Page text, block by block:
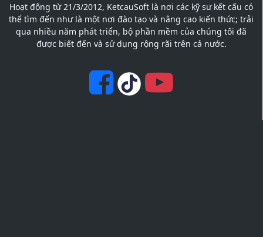
Hoạt động từ 21/3/2012, KetcauSoft là nơi các kỹ sư kết cấu có
thể tìm đến như là một nơi đào tạo và nâng cao kiến thức; trải
qua nhiều năm phát triển, bộ phần mềm của chúng tôi đã
được biết đến và sử dụng rộng rãi trên cả nước.